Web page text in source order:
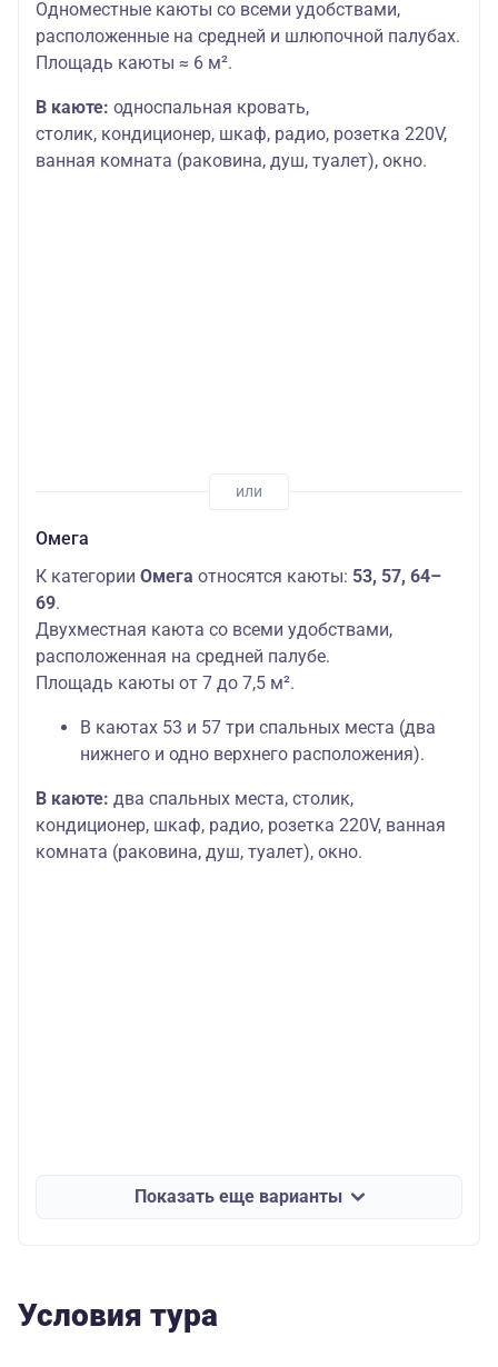
Одноместные каюты со всеми удобствами,
расположенные на средней и шлюпочной палубах.
Площадь каюты ≈ 6 м².
В каюте: односпальная кровать,
столик, кондиционер, шкаф, радио, розетка 220V,
ванная комната (раковина, душ, туалет), окно.
Омега
К категории Омега относятся каюты: 53, 57, 64–
69.
Двухместная каюта со всеми удобствами,
расположенная на средней палубе.
Площадь каюты от 7 до 7,5 м².
В каютах 53 и 57 три спальных места (два
нижнего и одно верхнего расположения).
В каюте: два спальных места, столик,
кондиционер, шкаф, радио, розетка 220V, ванная
комната (раковина, душ, туалет), окно.
Показать еще варианты
Условия тура